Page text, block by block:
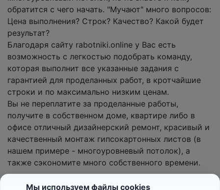
обратится с чего начать. "Мучают" много вопросов:
Цена выполнения? Строк? Качество? Какой будет
результат?
Благодаря сайту rabotniki.online у Вас есть
возможность с легкостью подобрать команду,
которая выполнит все указанные задания с
гарантией для проделанных работ, в кротчайшие
строки и по максимально низким ценам.
Вы не переплатите за проделанные работы,
получите в собственном доме, квартире либо в
офисе отличный дизайнерский ремонт, красивый и
качественный монтаж гипсокартонных листов (в
нашем примере - многоуровневый потолок), а
также сэкономите много собственного времени.
Мы используем файлы cookies